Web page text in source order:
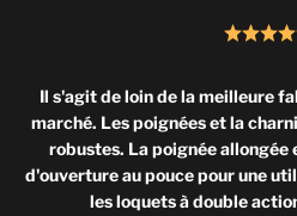
Il s'agit de loin de la meilleure
marché. Les poignées et la
robustes. La poignée
d'ouverture au pouce pour une
les loquets à double